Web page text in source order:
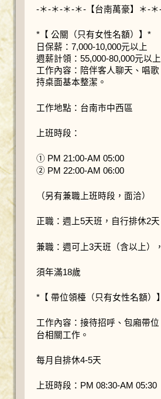
-＊-＊-＊-＊-【台南萬豪】＊-
*【 公關（只有女性名額）】*
日保薪：7,000-10,000元以上
週薪計領：55,000-80,000元以上
工作內容：陪伴客人聊天、唱
持桌面基本整潔。
工作地點：台南市中西區
上班時段：
① PM 21:00-AM 05:00
② PM 22:00-AM 06:00
（另有兼職上班時段，面洽）
正職：週上5天班，自行排休2天
兼職：週可上3天班（含以上）
須年滿18歲
*【 帶位領檯（只有女性名額）
工作內容：接待招呼、包廂帶
台相關工作。
每月自排休4-5天
上班時段：PM 08:30-AM 05:30